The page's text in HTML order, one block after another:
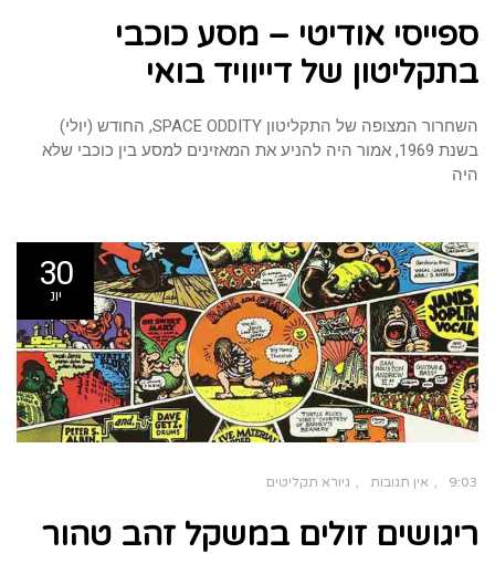
ספייסי אודיטי – מסע כוכבי
בתקליטון של דייוויד בואי
השחרור המצופה של התקליטון SPACE ODDITY, החודש (יולי)
בשנת 1969, אמור היה להניע את המאזינים למסע בין כוכבי שלא
היה
30
יונ
9:03 אין תגובות גיורא תקליטים
ריגושים זולים במשקל זהב טהור